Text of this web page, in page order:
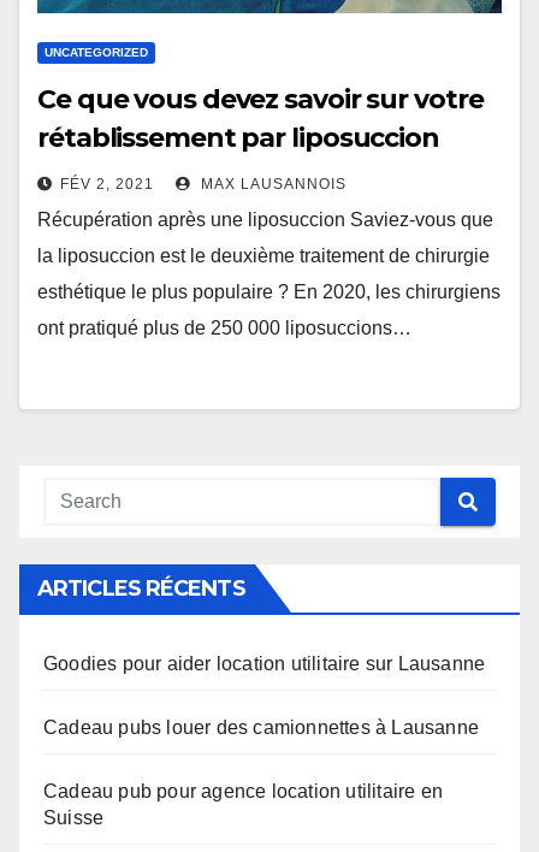
UNCATEGORIZED
Ce que vous devez savoir sur votre
rétablissement par liposuccion
FÉV 2, 2021 MAX LAUSANNOIS
Récupération après une liposuccion Saviez-vous que
la liposuccion est le deuxième traitement de chirurgie
esthétique le plus populaire ? En 2020, les chirurgiens
ont pratiqué plus de 250 000 liposuccions…
ARTICLES RÉCENTS
Goodies pour aider location utilitaire sur Lausanne
Cadeau pubs louer des camionnettes à Lausanne
Cadeau pub pour agence location utilitaire en
Suisse